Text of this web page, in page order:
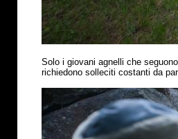
Solo i giovani agnelli che
richiedono solleciti costanti da